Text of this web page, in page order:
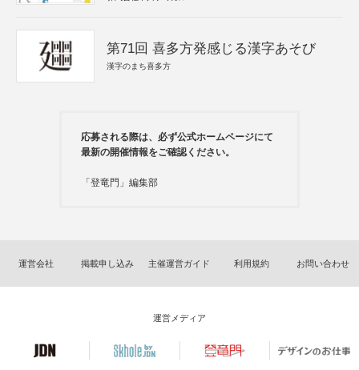
第71回 喜多方発感じる漢字あそび
漢字のまち喜多方
応募される際は、必ず公式ホームページにて
最新の開催情報をご確認ください。
「登竜門」編集部
運営会社 掲載申し込み 主催運営ガイド 利用規約 お問い合わせ
運営メディア